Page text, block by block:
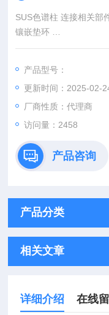
SUS色谱柱 连接相关部
镶嵌垫环
221-15858-84
产品型号：
更新时间：2025-02-
厂商性质：代理商
访问量：2458
产品咨询
产品分类
相关文章
详细介绍 在线